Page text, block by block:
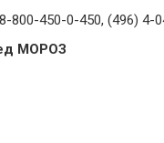
800-450-0-450, (496) 4-
МОРОЗ